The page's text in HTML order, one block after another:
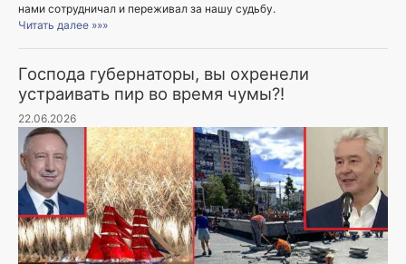
нами сотрудничал и переживал за нашу судьбу.
Читать далее »»»
Господа губернаторы, вы охренели
устраивать пир во время чумы?!
22.06.2026